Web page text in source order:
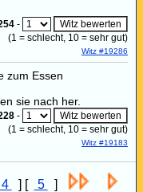
-
(1 = schlecht, 10 = sehr gut)
Witz #19286
zum Essen
sie nach her.
-
(1 = schlecht, 10 = sehr gut)
Witz #19183
4 ] [ 5 ]